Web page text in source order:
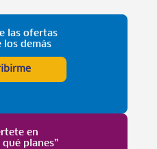
las ofertas
los demás
en
qué planes”